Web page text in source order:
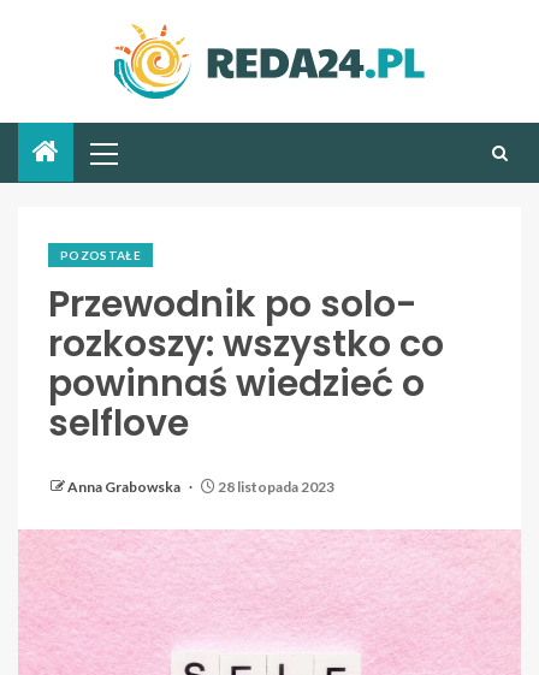
POZOSTAŁE
Przewodnik po solo-
rozkoszy: wszystko co
powinnaś wiedzieć o
selflove
Anna Grabowska 28 listopada 2023